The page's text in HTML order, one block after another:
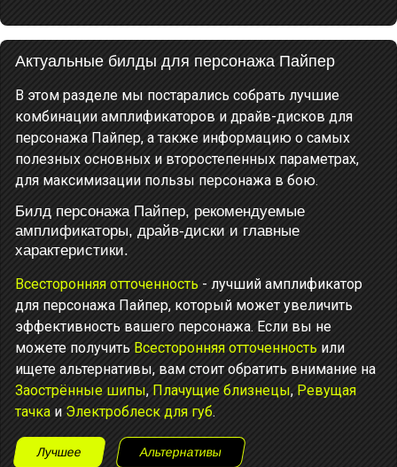
Актуальные билды для персонажа Пайпер
В этом разделе мы постарались собрать лучшие
комбинации амплификаторов и драйв-дисков для
персонажа Пайпер, а также информацию о самых
полезных основных и второстепенных параметрах,
для максимизации пользы персонажа в бою.
Билд персонажа Пайпер, рекомендуемые
амплификаторы, драйв-диски и главные
характеристики.
Всесторонняя отточенность - лучший амплификатор
для персонажа Пайпер, который может увеличить
эффективность вашего персонажа. Если вы не
можете получить Всесторонняя отточенность или
ищете альтернативы, вам стоит обратить внимание на
Заострённые шипы, Плачущие близнецы, Ревущая
тачка и Электроблеск для губ.
Лучшее Альтернативы